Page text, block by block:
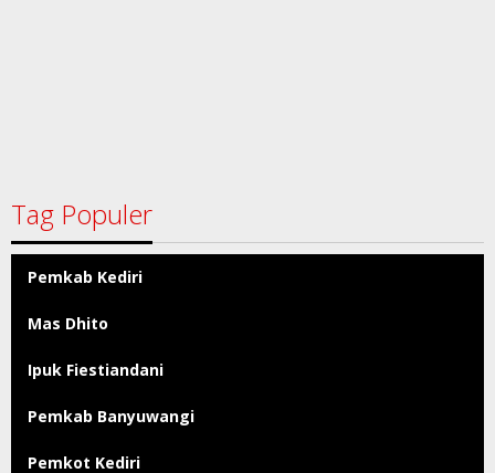
Tag Populer
Pemkab Kediri
Mas Dhito
Ipuk Fiestiandani
Pemkab Banyuwangi
Pemkot Kediri